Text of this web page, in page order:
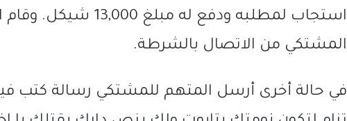
استجاب لمطلبه ودفع له
المشتكي من الاتصال بالشرطة.
في حالة أخرى أرسل المتهم للمشتكي رسالة كتب